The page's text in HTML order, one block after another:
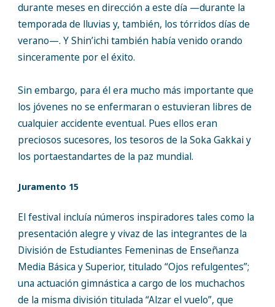
durante meses en dirección a este día —durante la
temporada de lluvias y, también, los tórridos días de
verano—. Y Shin’ichi también había venido orando
sinceramente por el éxito.
Sin embargo, para él era mucho más importante que
los jóvenes no se enfermaran o estuvieran libres de
cualquier accidente eventual. Pues ellos eran
preciosos sucesores, los tesoros de la Soka Gakkai y
los portaestandartes de la paz mundial.
Juramento 15
El festival incluía números inspiradores tales como la
presentación alegre y vivaz de las integrantes de la
División de Estudiantes Femeninas de Enseñanza
Media Básica y Superior, titulado “Ojos refulgentes”;
una actuación gimnástica a cargo de los muchachos
de la misma división titulada “Alzar el vuelo”, que